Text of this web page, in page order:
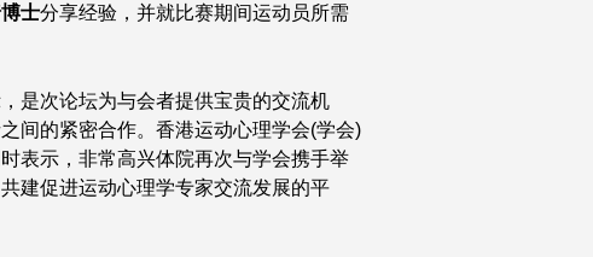
士分享经验，并就比赛期间运动员所需
是次论坛为与会者提供宝贵的交流机
间的紧密合作。香港运动心理学会(学会)
表示，非常高兴体院再次与学会携手举
建促进运动心理学专家交流发展的平